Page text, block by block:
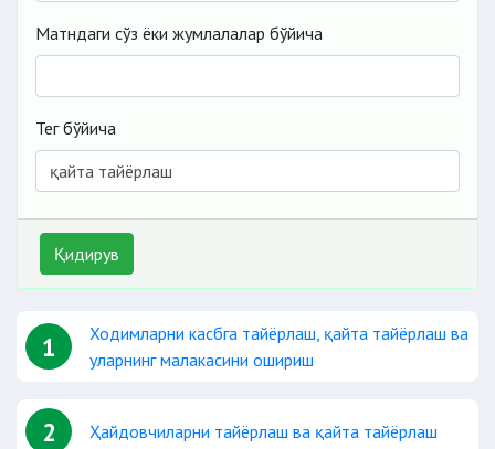
Матндаги сўз ёки жумлалалар бўйича
Тег бўйича
Қидирув
1
Ходимларни касбга тайёрлаш, қайта тайёрлаш ва
уларнинг малакасини ошириш
2 Ҳайдовчиларни тайёрлаш ва қайта тайёрлаш